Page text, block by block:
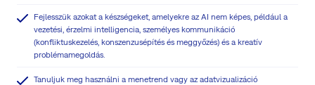
Fejlesszük azokat a készségeket, amelyekre az AI nem képes, például a
vezetési, érzelmi intelligencia, személyes kommunikáció
(konfliktuskezelés, konszenzusépítés és meggyőzés) és a kreatív
problémamegoldás.
Tanuljuk meg használni a menetrend vagy az adatvizualizáció